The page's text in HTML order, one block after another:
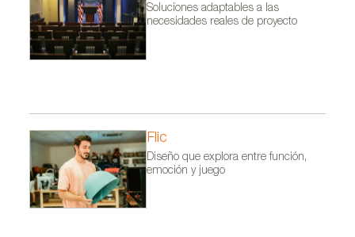
Soluciones adaptables a las
necesidades reales de proyecto
Flic
Diseño que explora entre función,
emoción y juego